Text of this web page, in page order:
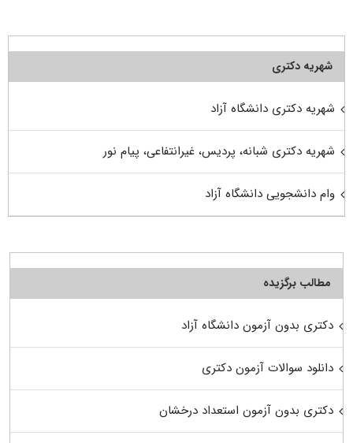
شهریه دکتری
شهریه دکتری دانشگاه آزاد
شهریه دکتری شبانه، پردیس، غیرانتفاعی، پیام نور
وام دانشجویی دانشگاه آزاد
مطالب برگزیده
دکتری بدون آزمون دانشگاه آزاد
دانلود سوالات آزمون دکتری
دکتری بدون آزمون استعداد درخشان